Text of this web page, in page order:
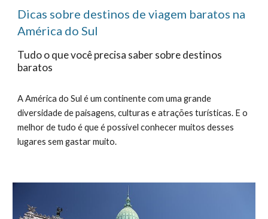
Dicas sobre destinos de viagem baratos na
América do Sul
Tudo o que você precisa saber sobre destinos
baratos
A América do Sul é um continente com uma grande
diversidade de paisagens, culturas e atrações turísticas. E o
melhor de tudo é que é possível conhecer muitos desses
lugares sem gastar muito.